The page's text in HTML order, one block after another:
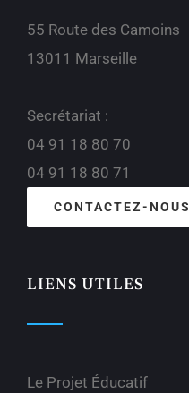
55 Route des Camoins
13011 Marseille
Secrétariat :
04 91 18 80 70
04 91 18 80 71
CONTACTEZ-NOUS
LIENS UTILES
Le Projet Éducatif